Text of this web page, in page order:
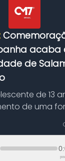
acaba
de
de 13
de uma
pelo título da
pela
província de